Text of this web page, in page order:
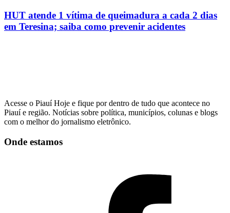
HUT atende 1 vítima de queimadura a cada 2 dias
em Teresina; saiba como prevenir acidentes
Acesse o Piauí Hoje e fique por dentro de tudo que acontece no
Piauí e região. Notícias sobre política, municípios, colunas e blogs
com o melhor do jornalismo eletrônico.
Onde estamos